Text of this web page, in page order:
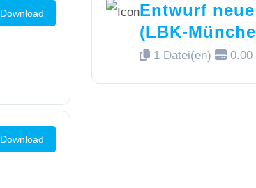
Download
Entwurf
(LBK-
1 Datei(en) 0.00
Download